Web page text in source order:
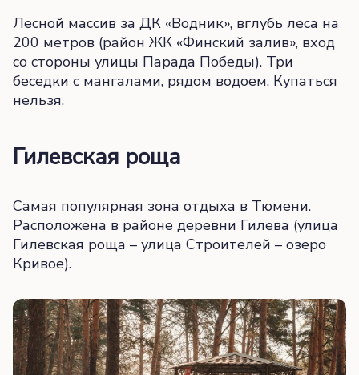
Лесной массив за ДК «Водник», вглубь леса на
200 метров (район ЖК «Финский залив», вход
со стороны улицы Парада Победы). Три
беседки с мангалами, рядом водоем. Купаться
нельзя.
Гилевская роща
Самая популярная зона отдыха в Тюмени.
Расположена в районе деревни Гилева (улица
Гилевская роща – улица Строителей – озеро
Кривое).